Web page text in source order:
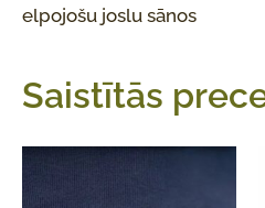
elpojošu joslu sānos
Saistītās